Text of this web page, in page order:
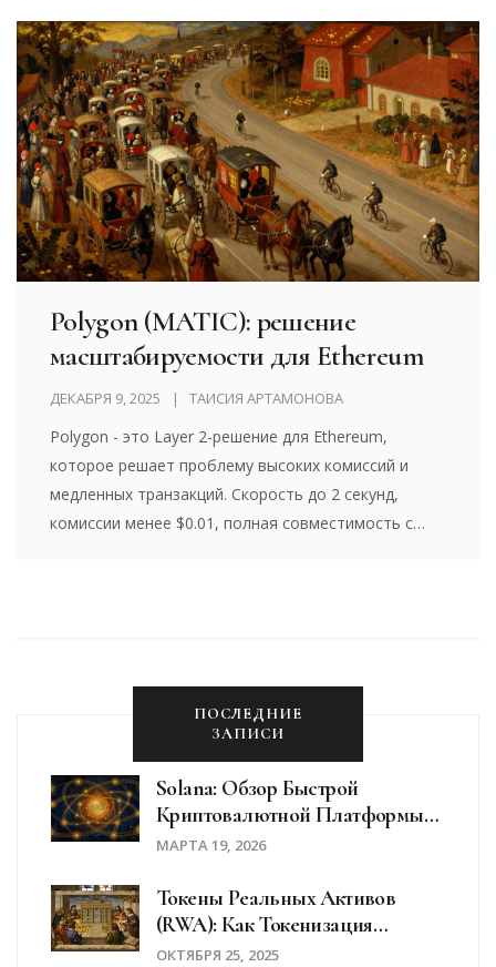
Polygon (MATIC): решение
масштабируемости для Ethereum
ДЕКАБРЯ 9, 2025 ТАИСИЯ АРТАМОНОВА
Polygon - это Layer 2-решение для Ethereum,
которое решает проблему высоких комиссий и
медленных транзакций. Скорость до 2 секунд,
комиссии менее $0.01, полная совместимость с
ПОСЛЕДНИЕ
ЗАПИСИ
Solana: Обзор Быстрой
Криптовалютной Платформы
2026 Года
МАРТА 19, 2026
Токены Реальных Активов
(RWA): Как Токенизация
Недвижимости И Облигаций
ОКТЯБРЯ 25, 2025